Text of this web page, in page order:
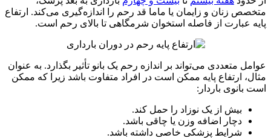
زنان و زایمان یا ماما قد رحم را اندازه‌گیری می‌کند. ارتفاع
عبارت از فاصله استخوان شرمگاهی تا بالای رحم است.
متعددی می‌تواند بر اندازه رحم یک بانو تأثیر بگذارد. به عنوان
ارتفاع پایه ممکن است در افراد متفاوت باشد زیرا که ممکن
بانوی باردار:
بیش از یک نوزاد را حمل کند.
دچار اضافه وزن یا چاقی باشد.
شرایط پزشکی خاصی داشته باشد.